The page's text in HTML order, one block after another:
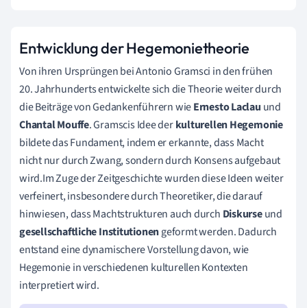
Entwicklung der Hegemonietheorie
Von ihren Ursprüngen bei Antonio Gramsci in den frühen
20. Jahrhunderts entwickelte sich die Theorie weiter durch
die Beiträge von Gedankenführern wieErnesto Laclau und
Chantal Mouffe. Gramscis Idee derkulturellen Hegemonie
bildete das Fundament, indem er erkannte, dass Macht
nicht nur durch Zwang, sondern durch Konsens aufgebaut
wird.Im Zuge der Zeitgeschichte wurden diese Ideen weiter
verfeinert, insbesondere durch Theoretiker, die darauf
hinwiesen, dass Machtstrukturen auch durch Diskurseund
gesellschaftliche Institutionengeformt werden. Dadurch
entstand eine dynamischere Vorstellung davon, wie
Hegemonie in verschiedenen kulturellen Kontexten
interpretiert wird.